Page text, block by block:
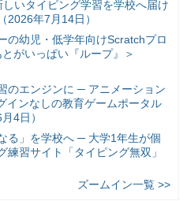
いタイピング学習を学校へ届け
2026年7月14日）
の幼児・低学年向けScratchプロ
がいっぱい『ループ』＞
のエンジンに ─ アニメーション
インなしの教育ゲームポータル
4日）
る」を学校へ ─ 大学1年生が個
練習サイト「タイピング無双」
ズームイン一覧 >>